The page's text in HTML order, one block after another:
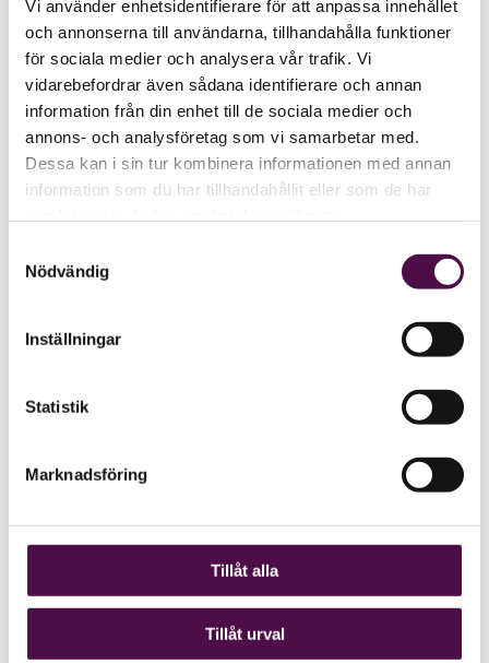
Vi använder enhetsidentifierare för att anpassa innehållet
och annonserna till användarna, tillhandahålla funktioner
för sociala medier och analysera vår trafik. Vi
vidarebefordrar även sådana identifierare och annan
information från din enhet till de sociala medier och
annons- och analysföretag som vi samarbetar med.
Dessa kan i sin tur kombinera informationen med annan
information som du har tillhandahållit eller som de har
Nödvändig
Inställningar
Statistik
Marknadsföring
Tillåt alla
Tillåt urval